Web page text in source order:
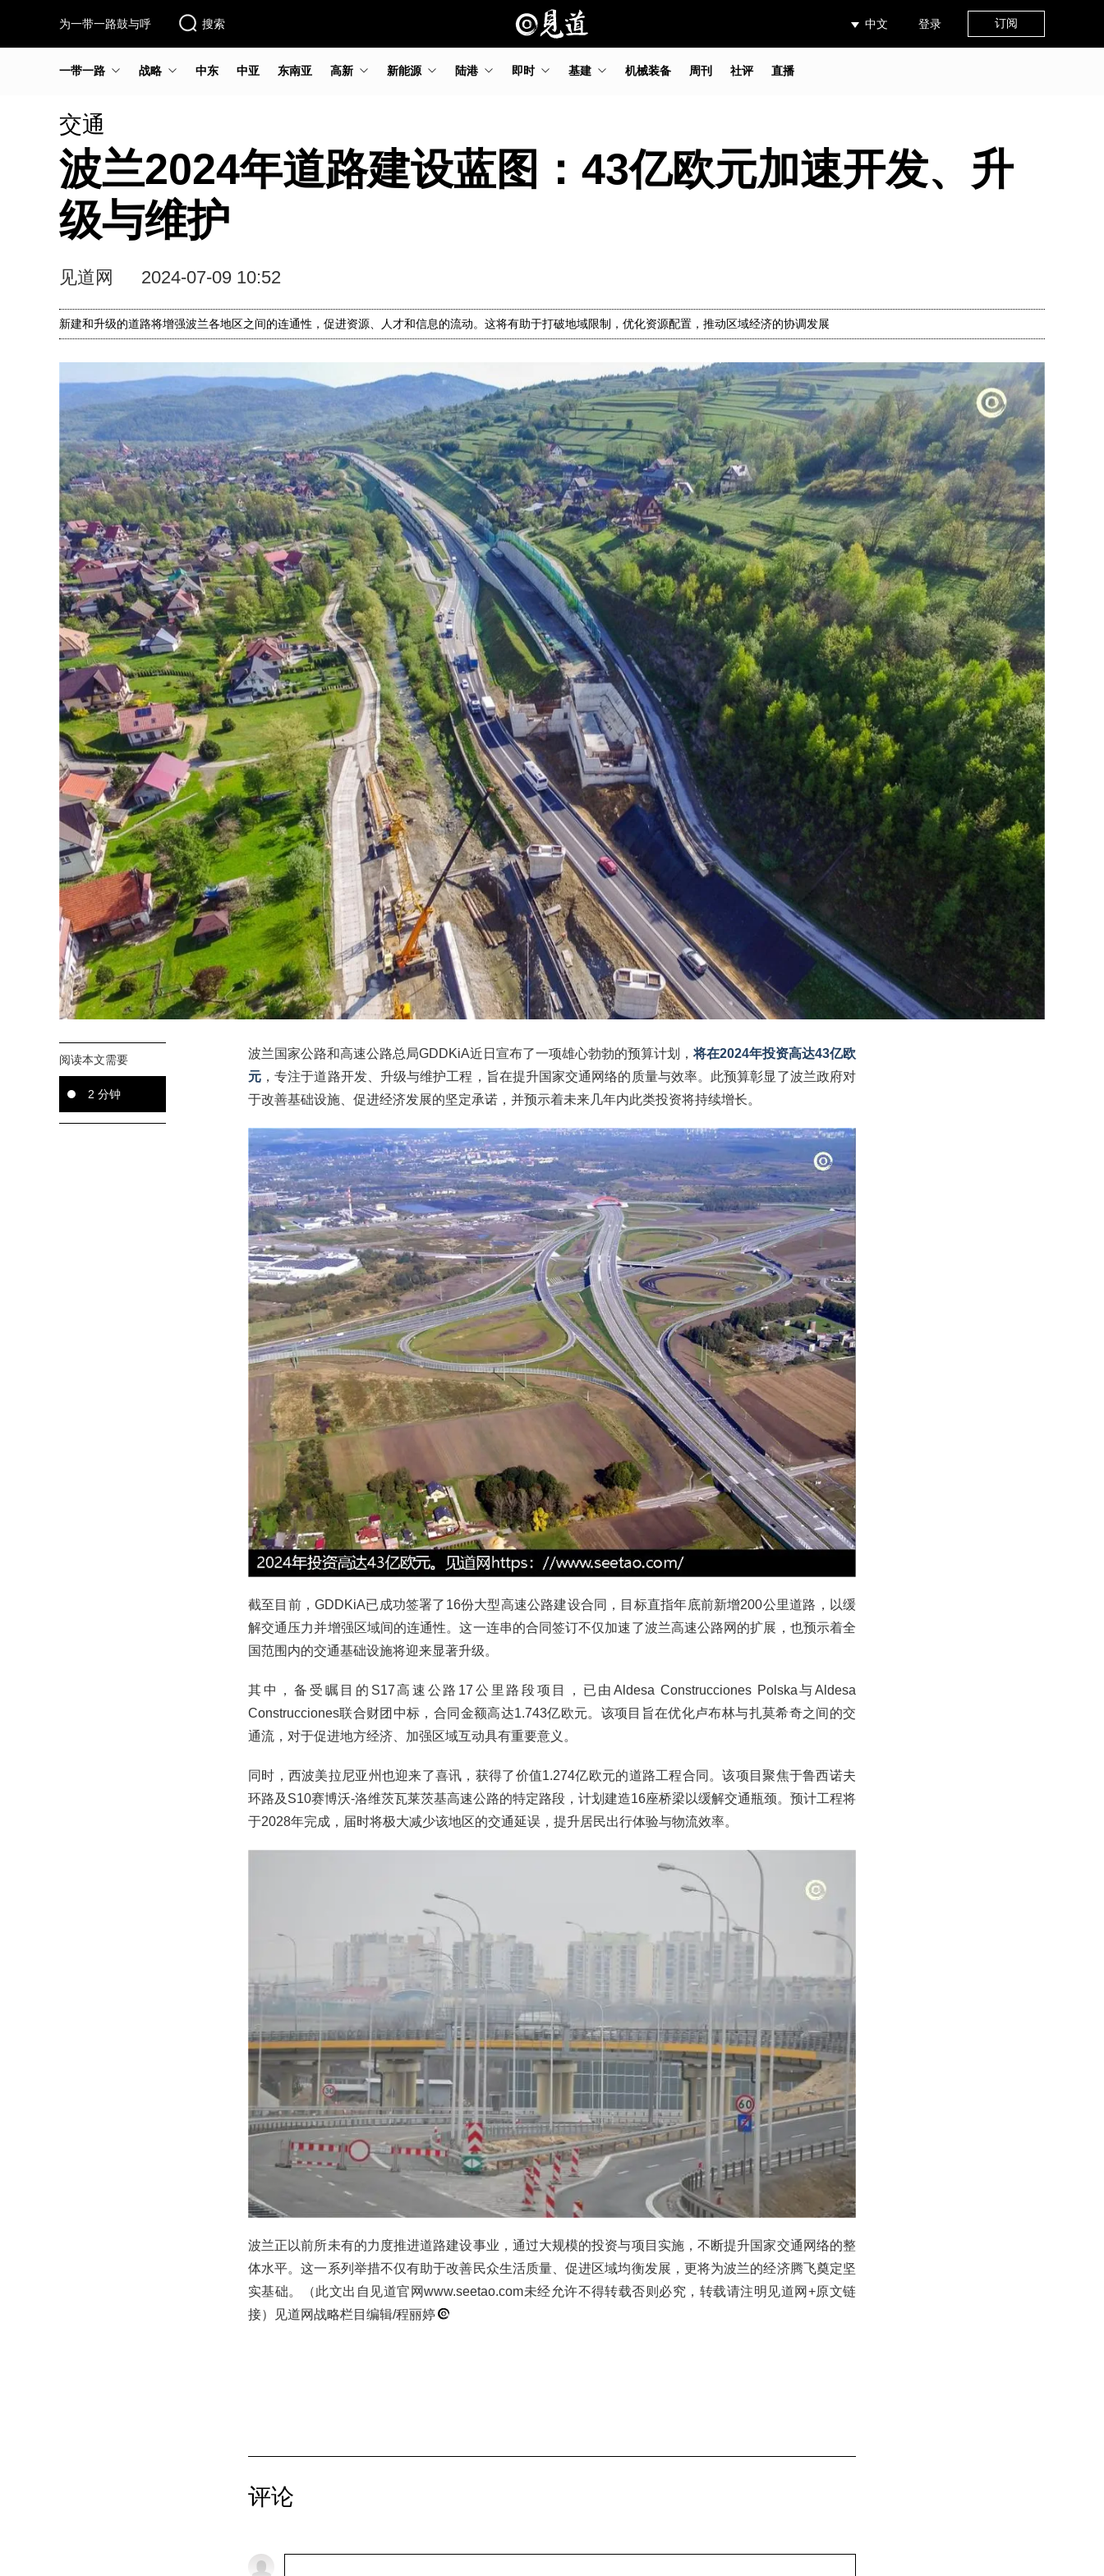
为一带一路鼓与呼 搜索 中文 登录 订阅
一带一路 战略 中东 中亚 东南亚 高新 新能源 陆港 即时 基建 机械装备 周刊 社评 直播
交通
波兰2024年道路建设蓝图：43亿欧元加速开发、升
级与维护
见道网 2024-07-09 10:52
新建和升级的道路将增强波兰各地区之间的连通性，促进资源、人才和信息的流动。这将有助于打破地域限制，优化资源配置，推动区域经济的协调发展
阅读本文需要
2 分钟
波兰国家公路和高速公路总局GDDKiA近日宣布了一项雄心勃勃的预算计划，将在2024年投资高达43亿欧
元 ，专注于道路开发、升级与维护工程，旨在提升国家交通网络的质量与效率。此预算彰显了波兰政府对
于改善基础设施、促进经济发展的坚定承诺，并预示着未来几年内此类投资将持续增长。
截至目前，GDDKiA已成功签署了16份大型高速公路建设合同，目标直指年底前新增200公里道路，以缓
解交通压力并增强区域间的连通性。这一连串的合同签订不仅加速了波兰高速公路网的扩展，也预示着全
国范围内的交通基础设施将迎来显著升级。
其中，备受瞩目的S17高速公路17公里路段项目，已由Aldesa Construcciones Polska与Aldesa
Construcciones联合财团中标，合同金额高达1.743亿欧元。该项目旨在优化卢布林与扎莫希奇之间的交
通流，对于促进地方经济、加强区域互动具有重要意义。
同时，西波美拉尼亚州也迎来了喜讯，获得了价值1.274亿欧元的道路工程合同。该项目聚焦于鲁西诺夫
环路及S10赛博沃-洛维茨瓦莱茨基高速公路的特定路段，计划建造16座桥梁以缓解交通瓶颈。预计工程将
于2028年完成，届时将极大减少该地区的交通延误，提升居民出行体验与物流效率。
波兰正以前所未有的力度推进道路建设事业，通过大规模的投资与项目实施，不断提升国家交通网络的整
体水平。这一系列举措不仅有助于改善民众生活质量、促进区域均衡发展，更将为波兰的经济腾飞奠定坚
实基础。（此文出自见道官网www.seetao.com未经允许不得转载否则必究，转载请注明见道网+原文链
接）见道网战略栏目编辑/程丽婷
评论